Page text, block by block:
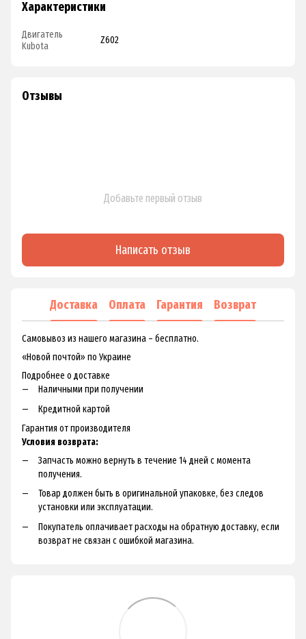
Характеристики
Двигатель
Kubota
Z602
Отзывы
Добавьте первый отзыв
Написать отзыв
Доставка Оплата Гарантия Возврат
Самовывоз из нашего магазина – бесплатно.
«Новой почтой» по Украине
Подробнее о доставке
Наличными при получении
Кредитной картой
Гарантия от производителя
Условия возврата:
Запчасть можно вернуть в течение 14 дней с момента
получения.
Товар должен быть в оригинальной упаковке, без следов
установки или эксплуатации.
Покупатель оплачивает расходы на обратную доставку, если
возврат не связан с ошибкой магазина.